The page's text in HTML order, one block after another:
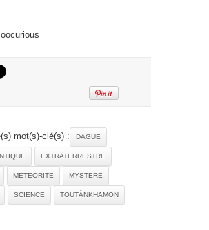
mot(s)-clé(s) : DAGUE
EXTRATERRESTRE
METEORITE MYSTERE
SCIENCE TOUTÂNKHAMON